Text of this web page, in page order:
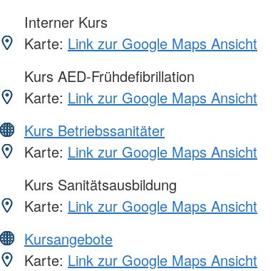
Interner Kurs
Karte: Link zur Google Maps Ansicht
Kurs AED-Frühdefibrillation
Karte: Link zur Google Maps Ansicht
Kurs Betriebssanitäter
Karte: Link zur Google Maps Ansicht
Kurs Sanitätsausbildung
Karte: Link zur Google Maps Ansicht
Kursangebote
Karte: Link zur Google Maps Ansicht